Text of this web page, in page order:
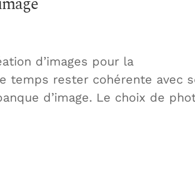
d’images pour la
temps rester cohérente avec
d’image. Le choix de